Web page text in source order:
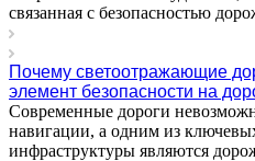
связанная с безопасностью
Почему светоотражающие
элемент безопасности на
Современные дороги
навигации, а одним из
инфраструктуры являются